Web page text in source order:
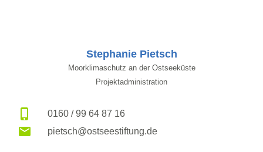
Stephanie Pietsch
Moorklimaschutz an der Ostseeküste
Projektadministration
0160 / 99 64 87 16
pietsch@ostseestiftung.de